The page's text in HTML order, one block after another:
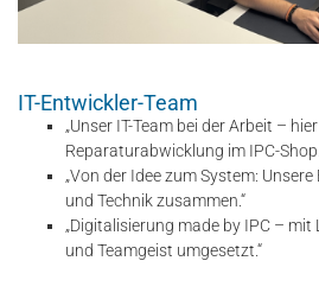
IT-Entwickler-Team
„Unser IT-Team bei der Arbeit –
Reparaturabwicklung im IPC-
„Von der Idee zum System:
und Technik zusammen.“
„Digitalisierung made by IPC –
und Teamgeist umgesetzt.“